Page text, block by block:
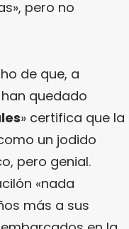
pero no
de que, a
quedado
» certifica que la
un jodido
pero genial.
«nada
más a sus